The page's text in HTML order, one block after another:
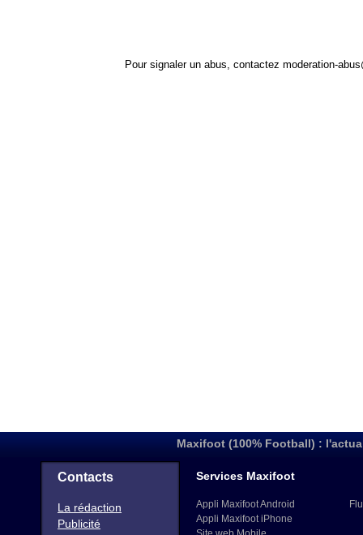
Pour signaler un abus, contactez moderation-
Maxifoot (100% Football) :
Contacts
La rédaction
Publicité
Services Maxifoot
Appli Maxifoot Android
Appli Maxifoot iPhone